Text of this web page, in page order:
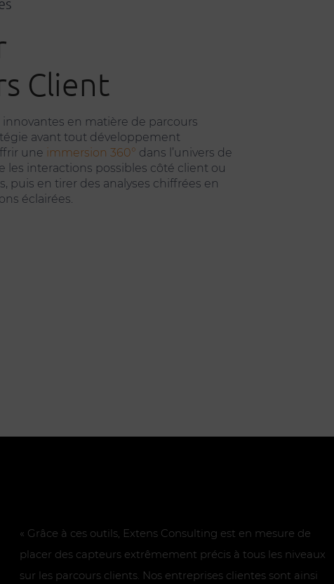
Client
en matière de parcours
avant tout développement
une immersion 360° dans l’univers de
les interactions possibles côté client ou
puis en tirer des analyses chiffrées en
éclairées.
« Grâce à ces outils, Extens Consulting est en mesure de
placer des capteurs extrêmement précis à tous les niveaux
sur les parcours clients. Nos entreprises clientes sont ainsi